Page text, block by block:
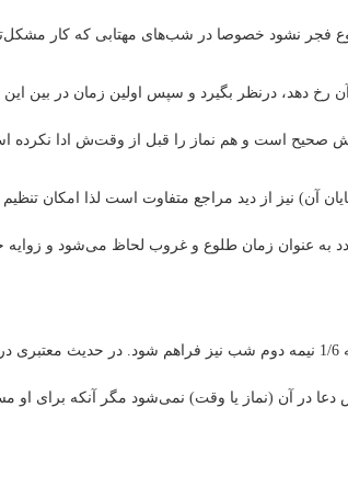
فجر نشود خصوصا در شب‌های مهتابی که کار
رخ دهد، درنظر بگیرد و سپس اولین زمان در بین
صحیح است و هم نماز را قبل از وقت‌ش ادا نکرده
نیز از دید مراجع متفاوت است لذا امکان تنظیم
نهایتا با توجه به محاسبه‌شدن طول شب برای نمازهای مغرب و عشاء، مناسب دیدیم تبرکا امکان محاسبه 1/6
در آن (نماز یا وقت) نمی‌شود مگر آنکه برای او